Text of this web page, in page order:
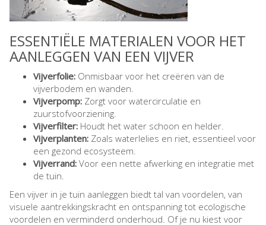
ESSENTIËLE MATERIALEN VOOR HET
AANLEGGEN VAN EEN VIJVER
Vijverfolie: Onmisbaar voor het creëren van de
vijverbodem en wanden.
Vijverpomp: Zorgt voor watercirculatie en
zuurstofvoorziening.
Vijverfilter: Houdt het water schoon en helder.
Vijverplanten: Zoals waterlelies en riet, essentieel voor
een gezond ecosysteem.
Vijverrand: Voor een nette afwerking en integratie met
de tuin.
Een vijver in je tuin aanleggen biedt tal van voordelen, van
visuele aantrekkingskracht en ontspanning tot ecologische
voordelen en verminderd onderhoud. Of je nu kiest voor